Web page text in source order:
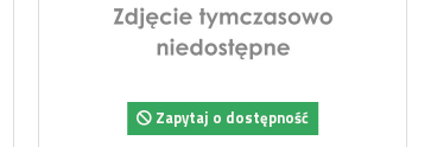
Zapytaj o dostępność